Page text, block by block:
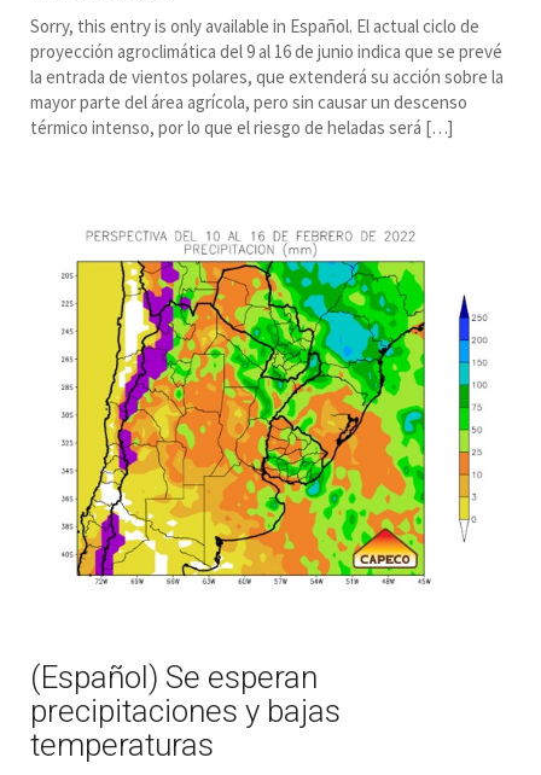
Sorry, this entry is only available in Español. El actual ciclo de
proyección agroclimática del 9 al 16 de junio indica que se prevé
la entrada de vientos polares, que extenderá su acción sobre la
mayor parte del área agrícola, pero sin causar un descenso
térmico intenso, por lo que el riesgo de heladas será […]
(Español) Se esperan
precipitaciones y bajas
temperaturas